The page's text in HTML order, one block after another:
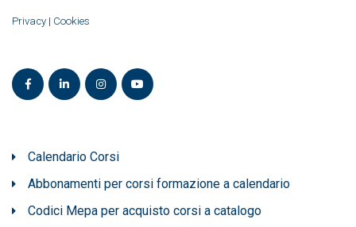
Privacy | Cookies
Calendario Corsi
Abbonamenti per corsi formazione a calendario
Codici Mepa per acquisto corsi a catalogo